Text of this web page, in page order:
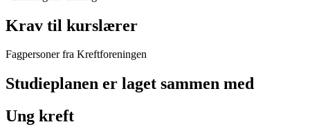
Krav til kurslærer
Fagpersoner fra Kreftforeningen
Studieplanen er laget sammen med
Ung kreft